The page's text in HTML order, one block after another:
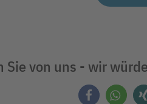
Sie von uns - wir